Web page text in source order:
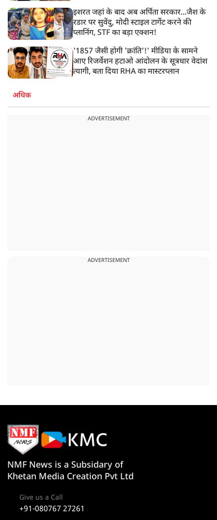
इशरत जहां के बाद अब अर्पिता सरकार...जैश के
रडार पर सुवेंदु, मोदी स्टाइल टार्गेट करने की
प्लानिंग, STF का बड़ा एक्शन!
'1857 जैसी होगी 'क्रांति'!' मीडिया के सामने
आए रिजर्वेशन हटाओ आंदोलन के सूत्रधार वेदांश
त्यागी, बता दिया RHA का मास्टरप्लान
अधिक
ADVERTISEMENT
ADVERTISEMENT
NMF News is a Subsidary of
Khetan Media Creation Pvt Ltd
Give us a Call
+91-080767 27261